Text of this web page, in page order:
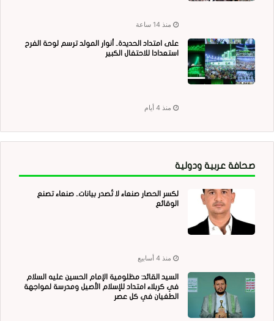
منذ 14 ساعة
على امتداد الحديدة.. أنوار المولد ترسم لوحة الفرح
استعدادا للاحتفال الكبير
منذ 4 أيام
صحافة عربية ودولية
لكسر الحصار صنعاء لا تُصدر بيانات.. صنعاء تصنع
الوقائع
منذ 4 أسابيع
السيد القائد: مظلومية الإمام الحسين عليه السلام
في كربلاء امتداد للإسلام الأصيل ومدرسة لمواجهة
الطغيان في كل عصر